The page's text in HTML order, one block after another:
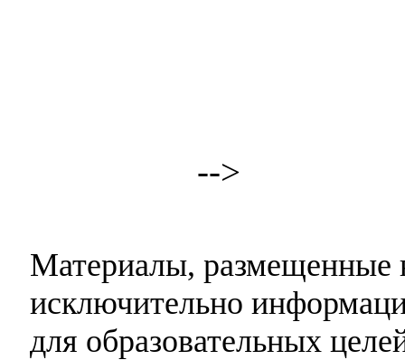
-->
Материалы, размещенные
исключительно
для образовательных